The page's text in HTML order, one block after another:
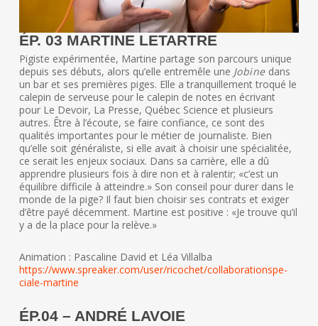
ÉP. 03 MARTINE LETARTRE
Pigiste expérimentée, Martine partage son parcours unique
depuis ses débuts, alors qu’elle entremêle une Jobinedans
un bar et ses premières piges. Elle a tranquillement troqué le
calepin de serveuse pour le calepin de notes en écrivant
pour Le Devoir, La Presse, Québec Science et plusieurs
autres. Être à l’écoute, se faire confiance, ce sont des
qualités importantes pour le métier de journaliste. Bien
qu’elle soit généraliste, si elle avait à choisir une spécialitée,
ce serait les enjeux sociaux. Dans sa carrière, elle a dû
apprendre plusieurs fois à dire non et à ralentir; «c’est un
équilibre difficile à atteindre.» Son conseil pour durer dans le
monde de la pige? Il faut bien choisir ses contrats et exiger
d’être payé décemment. Martine est positive : «Je trouve qu’il
y a de la place pour la relève.»
Animation : Pascaline David et Léa Villalba
https://www.spreaker.com/user/ricochet/collaborationspe-
ciale-martine
ÉP.04 – ANDRÉ LAVOIE